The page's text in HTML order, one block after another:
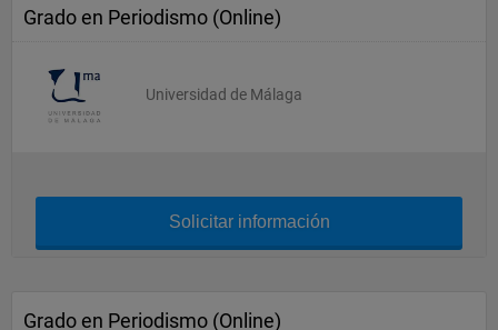
Grado en Periodismo (Online)
Universidad de Málaga
Solicitar información
Grado en Periodismo (Online)